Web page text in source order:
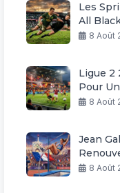
Les
All
8 Août
Ligue 2
Pour
8 Août
Jean
8 Août